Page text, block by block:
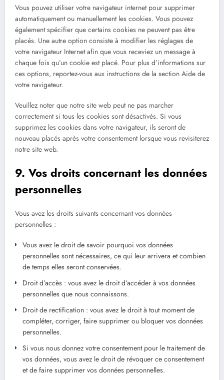
Vous pouvez utiliser votre navigateur internet pour supprimer
automatiquement ou manuellement les cookies. Vous pouvez
également spécifier que certains cookies ne peuvent pas être
placés. Une autre option consiste à modifier les réglages de
votre navigateur Internet afin que vous receviez un message à
chaque fois qu’un cookie est placé. Pour plus d’informations sur
ces options, reportez-vous aux instructions de la section Aide de
votre navigateur.
Veuillez noter que notre site web peut ne pas marcher
correctement si tous les cookies sont désactivés. Si vous
supprimez les cookies dans votre navigateur, ils seront de
nouveau placés après votre consentement lorsque vous revisiterez
notre site web.
9. Vos droits concernant les données
personnelles
Vous avez les droits suivants concernant vos données
personnelles :
Vous avez le droit de savoir pourquoi vos données
personnelles sont nécessaires, ce qui leur arrivera et combien
de temps elles seront conservées.
Droit d’accès : vous avez le droit d’accéder à vos données
personnelles que nous connaissons.
Droit de rectification : vous avez le droit à tout moment de
compléter, corriger, faire supprimer ou bloquer vos données
personnelles.
Si vous nous donnez votre consentement pour le traitement de
vos données, vous avez le droit de révoquer ce consentement
et de faire supprimer vos données personnelles.